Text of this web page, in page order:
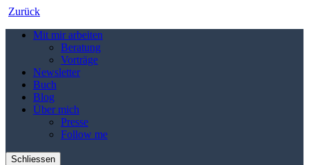
Zurück
Mit mir arbeiten
Beratung
Vorträge
Newsletter
Buch
Blog
Über mich
Presse
Follow me
Schliessen